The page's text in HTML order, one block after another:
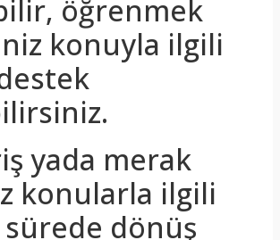
öğrenmek
konuyla ilgili
yada merak
konularla ilgili
sürede dönüş